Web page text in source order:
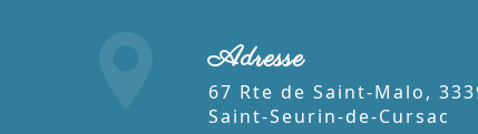
Adresse
67 Rte de Saint-Malo, 33390
Saint-Seurin-de-Cursac